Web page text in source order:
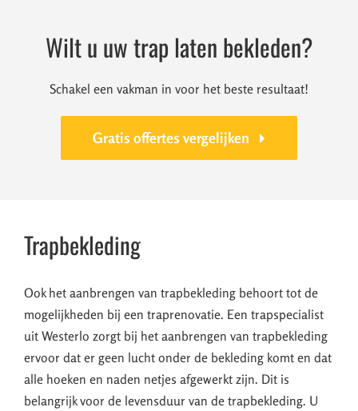
Wilt u uw trap laten bekleden?
Schakel een vakman in voor het beste resultaat!
Gratis offertes vergelijken
Trapbekleding
Ook het aanbrengen van trapbekleding behoort tot de
mogelijkheden bij een traprenovatie. Een trapspecialist
uit Westerlo zorgt bij het aanbrengen van trapbekleding
ervoor dat er geen lucht onder de bekleding komt en dat
alle hoeken en naden netjes afgewerkt zijn. Dit is
belangrijk voor de levensduur van de trapbekleding. U